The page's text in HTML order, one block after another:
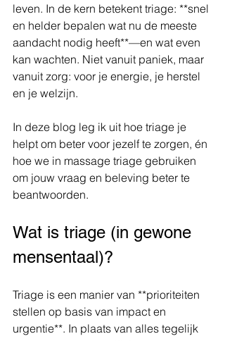
leven. In de kern betekent triage: **snel
en helder bepalen wat nu de meeste
aandacht nodig heeft**—en wat even
kan wachten. Niet vanuit paniek, maar
vanuit zorg: voor je energie, je herstel
en je welzijn.
In deze blog leg ik uit hoe triage je
helpt om beter voor jezelf te zorgen, én
hoe we in massage triage gebruiken
om jouw vraag en beleving beter te
beantwoorden.
Wat is triage (in gewone
mensentaal)?
Triage is een manier van **prioriteiten
stellen op basis van impact en
urgentie**. In plaats van alles tegelijk